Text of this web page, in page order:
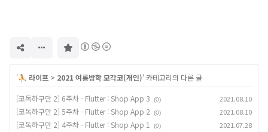
'⛹️ 라이프 > 2021 여름방학 모각코(개인)' 카테고리의 다른 글
[코독하구만 2] 6주차 - Flutter : Shop App 3 (0) 2021.08.10
[코독하구만 2] 5주차 - Flutter : Shop App 2 (0) 2021.08.10
[코독하구만 2] 4주차 - Flutter : Shop App 1 (0) 2021.07.28